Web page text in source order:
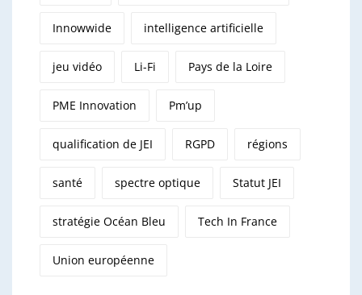
Innowwide intelligence artificielle
jeu vidéo Li-Fi Pays de la Loire
PME Innovation Pm’up
qualification de JEI RGPD régions
santé spectre optique Statut JEI
stratégie Océan Bleu Tech In France
Union européenne